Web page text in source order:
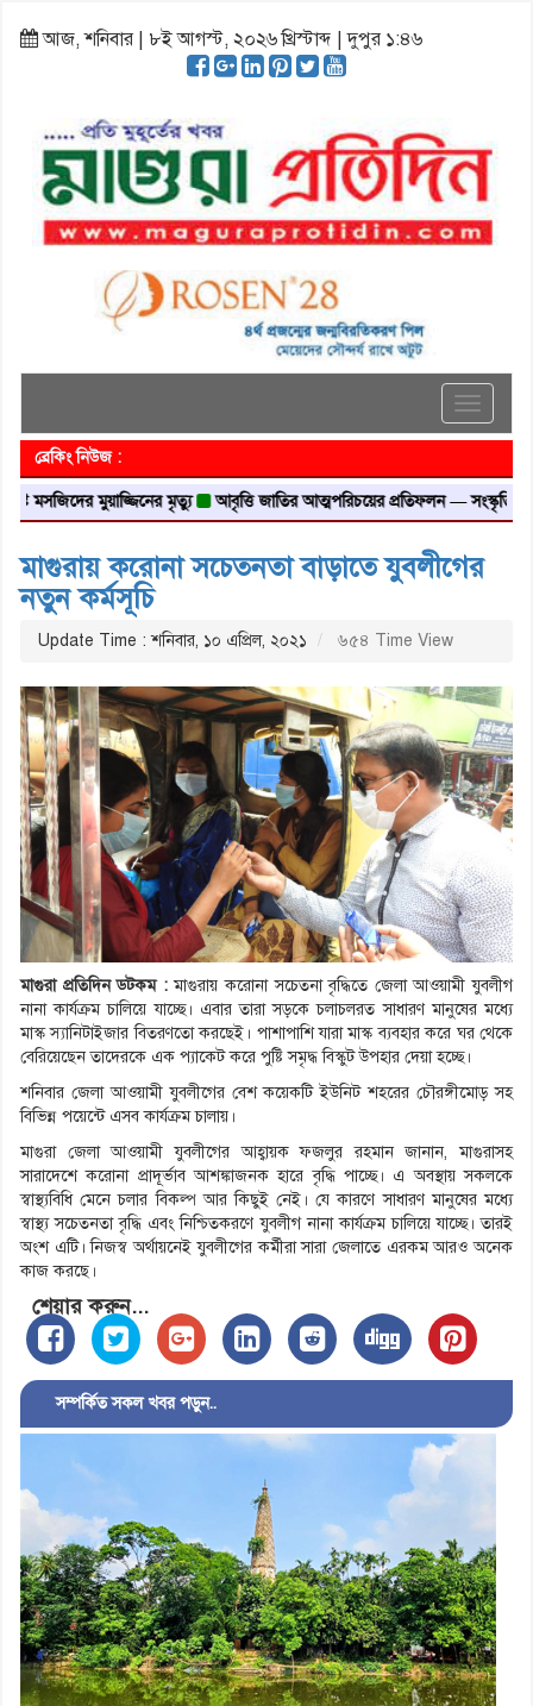
আজ, শনিবার | ৮ই আগস্ট, ২০২৬ খ্রিস্টাব্দ | দুপুর ১:৪৬
Toggle
ব্রেকিং নিউজ :
মুয়াজ্জিনের মৃত্যু আবৃত্তি জাতির আত্মপরিচয়ের প্রতিফলন — সংস্কৃতি মন্ত্রী
মাগুরায় করোনা সচেতনতা বাড়াতে যুবলীগের
নতুন কর্মসূচি
Update Time : শনিবার, ১০ এপ্রিল, ২০২১ ৬৫৪ Time View
মাগুরা প্রতিদিন ডটকম :মাগুরায় করোনা সচেতনা বৃদ্ধিতে জেলা আওয়ামী যুবলীগ
নানা কার্যক্রম চালিয়ে যাচ্ছে। এবার তারা সড়কে চলাচলরত সাধারণ মানুষের মধ্যে
মাস্ক স্যানিটাইজার বিতরণতো করছেই। পাশাপাশি যারা মাস্ক ব্যবহার করে ঘর থেকে
বেরিয়েছেন তাদেরকে এক প্যাকেট করে পুষ্টি সমৃদ্ধ বিস্কুট উপহার দেয়া হচ্ছে।
শনিবার জেলা আওয়ামী যুবলীগের বেশ কয়েকটি ইউনিট শহরের চৌরঙ্গীমোড় সহ
বিভিন্ন পয়েন্টে এসব কার্যক্রম চালায়।
মাগুরা জেলা আওয়ামী যুবলীগের আহ্বায়ক ফজলুর রহমান জানান, মাগুরাসহ
সারাদেশে করোনা প্রাদূর্ভাব আশঙ্কাজনক হারে বৃদ্ধি পাচ্ছে। এ অবস্থায় সকলকে
স্বাস্থ্যবিধি মেনে চলার বিকল্প আর কিছুই নেই। যে কারণে সাধারণ মানুষের মধ্যে
স্বাস্থ্য সচেতনতা বৃদ্ধি এবং নিশ্চিতকরণে যুবলীগ নানা কার্যক্রম চালিয়ে যাচ্ছে। তারই
অংশ এটি। নিজস্ব অর্থায়নেই যুবলীগের কর্মীরা সারা জেলাতে এরকম আরও অনেক
কাজ করছে।
শেয়ার করুন...
সম্পর্কিত সকল খবর পড়ুন..